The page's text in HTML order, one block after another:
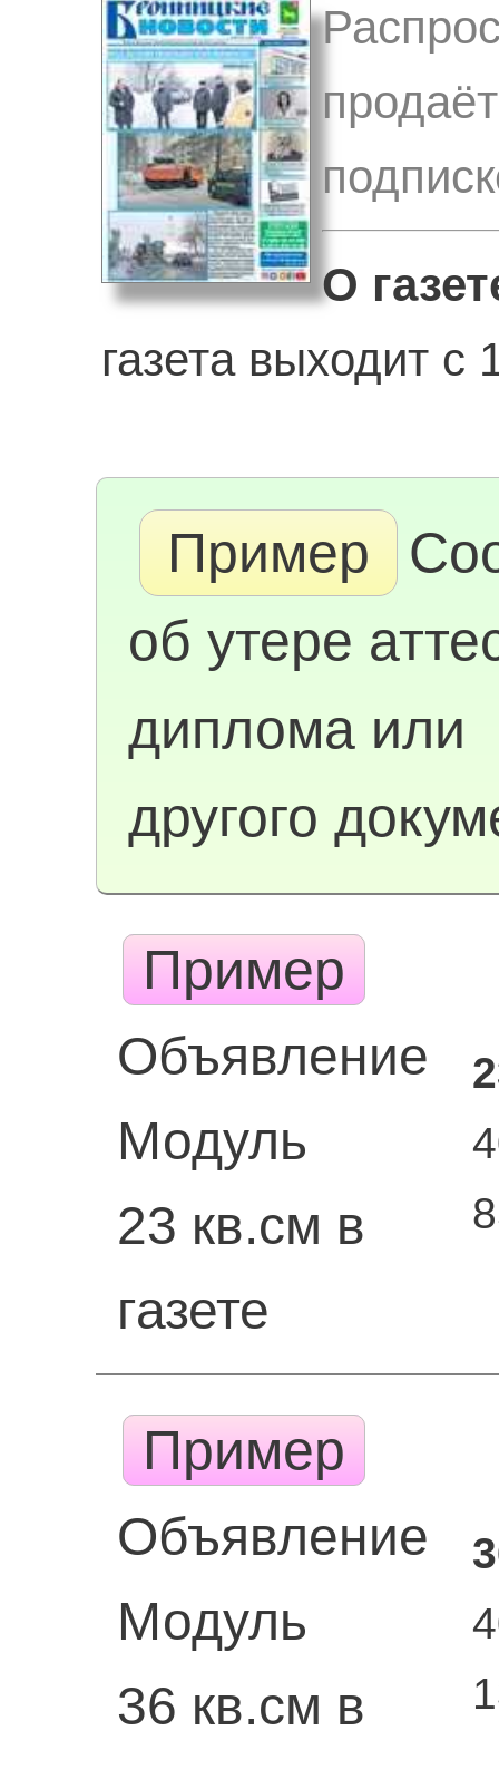
О
газета выходит с
Пример
об утере
диплома или
другого
Пример
Объявление
Модуль
23 кв.см в
газете
Пример
Объявление
Модуль
36 кв.см в